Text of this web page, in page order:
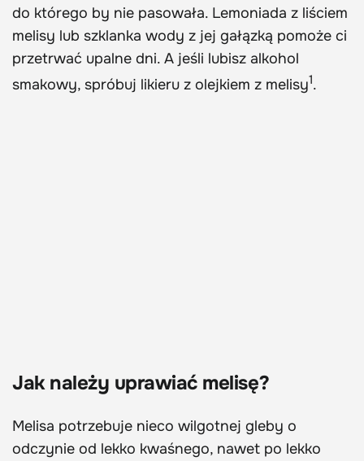
do którego by nie pasowała. Lemoniada z liściem
melisy lub szklanka wody z jej gałązką pomoże ci
przetrwać upalne dni. A jeśli lubisz alkohol
smakowy, spróbuj likieru z olejkiem z melisy1.
Jak należy uprawiać melisę?
Melisa potrzebuje nieco wilgotnej gleby o
odczynie od lekko kwaśnego, nawet po lekko